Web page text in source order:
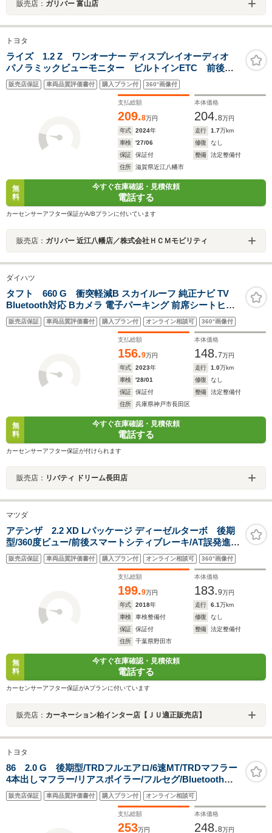
販売店： ガリバー 富山店
トヨタ
ライズ 1.2 Z ワンオーナー ディスプレイオーディオ
パノラミックビューモニター ビルトインETC 前後ド
ライブレコーダー ブラインドスポットモニター 当店
買取 ガリバー3ヶ月保証 カーセンサー認定検査済車両 修
販売店保証 車両品質評価書付 購入プラン付 360°画像付
支払総額
209.8万円
本体価格
204.8万円
年式
2024年 走行 1.7万km
車検
'27/06 修復
なし
保証
保証付 整備
法定整備付
住所
滋賀県近江八幡市
無
料
今すぐ在庫確認・見積依頼
電話する
カーセンサーアフター保証がA/Bプランに付いています
販売店： ガリバー 近江八幡店／株式会社ＨＣＭモビリティ
ダイハツ
タフト 660 G 衝突軽減B スカイルーフ 純正ナビ TV
Bluetooth対応 Bカメラ 電子パーキング 前席シートヒー
ター LEDヘッドライト スマートキー プッシュスタート
アイドリングストップ フォグライト 純正アルミホイール
販売店保証 車両品質評価書付 購入プラン付 オンライン相談可 360°画像付
支払総額
156.9万円
本体価格
148.7万円
年式
2023年 走行 1.0万km
車検
'28/01 修復
なし
保証
保証付 整備
法定整備付
住所
兵庫県神戸市長田区
無
料
今すぐ在庫確認・見積依頼
電話する
カーセンサーアフター保証が付けられます
販売店： リバティ ドリーム長田店
マツダ
アテンザ 2.2 XD Lパッケージ ディーゼルターボ 後期
型/360度ビュー/前後スマートシティブレーキ/AT誤発進抑
制制御/全車速追従レーダークルコン/LKA/車線逸脱警
報/BSM/前後障害物センサー/茶本革/シートヒーター/Pシ
ート/BOSE/マツコネナビ/フルセグ/Bluetooth/ETC
販売店保証 車両品質評価書付 購入プラン付 オンライン相談可 360°画像付
支払総額
199.9万円
本体価格
183.9万円
年式
2018年 走行 6.1万km
車検
車検整備付 修復
なし
保証
保証付 整備
法定整備付
住所
千葉県野田市
無
料
今すぐ在庫確認・見積依頼
電話する
カーセンサーアフター保証がAプランに付いています
販売店： カーネーション柏インター店【ＪＵ適正販売店】
トヨタ
86 2.0 G 後期型/TRDフルエアロ/6速MT/TRDマフラー
4本出しマフラー/リアスポイラー/フルセグ/Bluetooth接
続/LEDヘッドライト/保証付き
販売店保証 車両品質評価書付 購入プラン付 オンライン相談可
支払総額
253万円
本体価格
248.8万円